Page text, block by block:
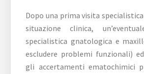
Dopo una prima visita
situazione clinica,
specialistica gnatologica e
escludere problemi funzionali)
gli accertamenti ematochimici